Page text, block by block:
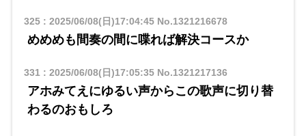
325: 2025/06/08(日)17:04:45No.1321216678
めめめも間奏の間に喋れば解決コースか
331: 2025/06/08(日)17:05:35No.1321217136
アホみてえにゆるい声からこの歌声に切り替
わるのおもしろ